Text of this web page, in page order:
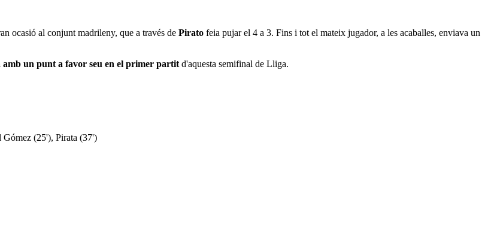
ocasió al conjunt madrileny, que a través de Pirato feia pujar el 4 a 3. Fins i tot el mateix jugador, a les acaballes, enviava un
amb un punt a favor seu en el primer partit d'aquesta semifinal de Lliga.
(25'), Pirata (37')